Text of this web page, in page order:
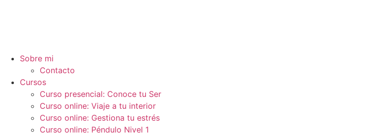
Sobre mi
Contacto
Cursos
Curso presencial: Conoce tu Ser
Curso online: Viaje a tu interior
Curso online: Gestiona tu estrés
Curso online: Péndulo Nivel 1